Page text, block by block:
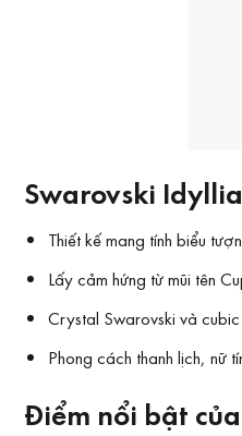
Swarovski
Thiết kế mang tính biểu
Lấy cảm hứng từ mũi tên
Crystal Swarovski và
Phong cách thanh lịch, nữ
Điểm nổi bật